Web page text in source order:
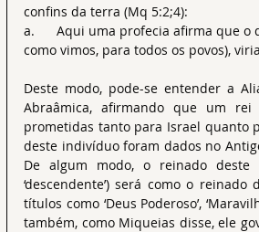
confins da terra (Mq 5:2;4):
a.      Aqui uma profecia afirma que o
como vimos, para todos os povos),
Deste modo, pode-se entender a
Abraâmica, afirmando que um
prometidas tanto para Israel quanto
deste indivíduo foram dados no
De algum modo, o reinado
‘descendente’) será como o
títulos como ‘Deus Poderoso’,
também, como Miqueias disse, ele